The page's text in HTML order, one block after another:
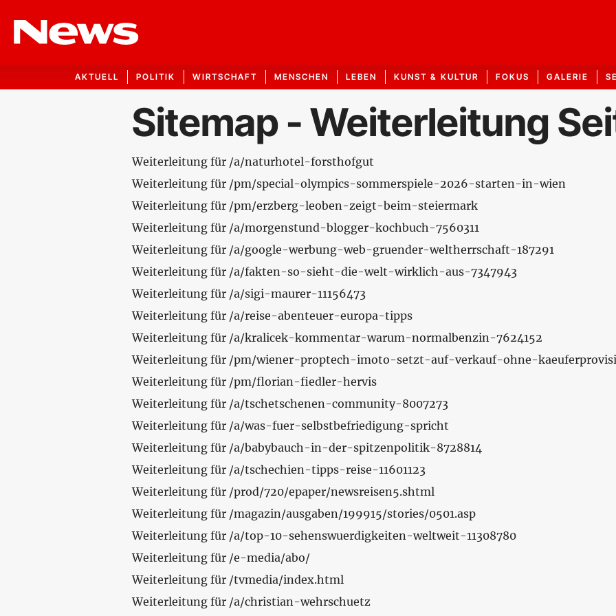
AKTUELL POLITIK WIRTSCHAFT MENSCHEN LEBEN KUNST & KULTUR FOKUS GALERIE
Sitemap - Weiterleitung
Weiterleitung für /a/naturhotel-forsthofgut
Weiterleitung für /pm/special-olympics-sommerspiele-2026-starten-in-wien
Weiterleitung für /pm/erzberg-leoben-zeigt-beim-steiermark
Weiterleitung für /a/morgenstund-blogger-kochbuch-7560311
Weiterleitung für /a/google-werbung-web-gruender-weltherrschaft-187291
Weiterleitung für /a/fakten-so-sieht-die-welt-wirklich-aus-7347943
Weiterleitung für /a/sigi-maurer-11156473
Weiterleitung für /a/reise-abenteuer-europa-tipps
Weiterleitung für /a/kralicek-kommentar-warum-normalbenzin-7624152
Weiterleitung für /pm/wiener-proptech-imoto-setzt-auf-verkauf-ohne-
Weiterleitung für /pm/florian-fiedler-hervis
Weiterleitung für /a/tschetschenen-community-8007273
Weiterleitung für /a/was-fuer-selbstbefriedigung-spricht
Weiterleitung für /a/babybauch-in-der-spitzenpolitik-8728814
Weiterleitung für /a/tschechien-tipps-reise-11601123
Weiterleitung für /prod/720/epaper/newsreisen5.shtml
Weiterleitung für /magazin/ausgaben/199915/stories/0501.asp
Weiterleitung für /a/top-10-sehenswuerdigkeiten-weltweit-11308780
Weiterleitung für /e-media/abo/
Weiterleitung für /tvmedia/index.html
Weiterleitung für /a/christian-wehrschuetz